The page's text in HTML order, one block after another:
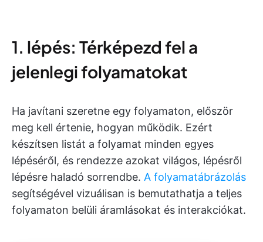
1. lépés: Térképezd fel a
jelenlegi folyamatokat
Ha javítani szeretne egy folyamaton, először
meg kell értenie, hogyan működik. Ezért
készítsen listát a folyamat minden egyes
lépéséről, és rendezze azokat világos, lépésről
lépésre haladó sorrendbe. A folyamatábrázolás
segítségével vizuálisan is bemutathatja a teljes
folyamaton belüli áramlásokat és interakciókat.